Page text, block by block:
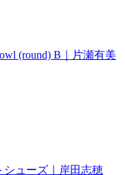
(round) B｜片瀬有美
シューズ｜岸田志穂